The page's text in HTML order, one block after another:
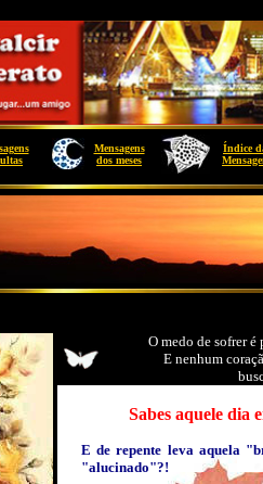
Mensagens
dos meses
Índice
O medo de sofrer
E nenhum
Sabes aquele dia
E de repente leva aquela
"alucinado"?!